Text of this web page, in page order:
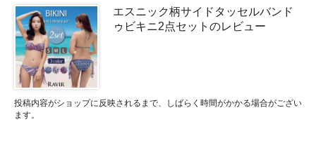
エスニック柄サイドタッセルバンド
ゥビキニ2点セットのレビュー
投稿内容がショップに反映されるまで、しばらく時間がかかる場合がござい
ます。